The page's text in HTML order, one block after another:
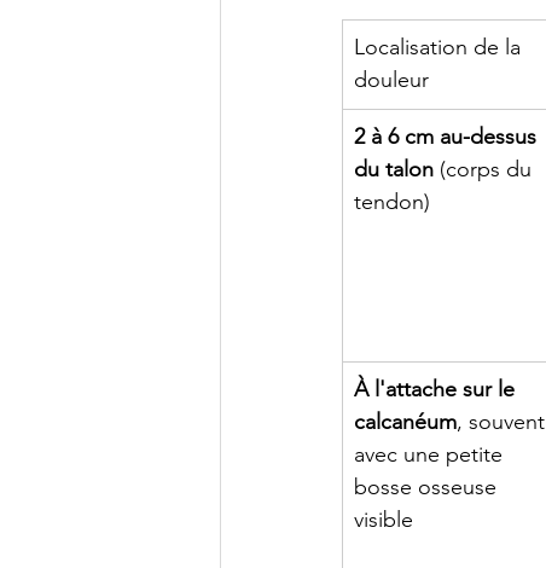
Localisation de la
douleur
2 à 6 cm au-dessus
du talon (corps du
tendon)
À l'attache sur le
calcanéum, souvent
avec une petite
bosse osseuse
visible